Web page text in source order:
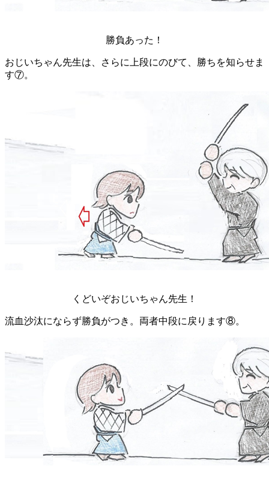
勝負あった！
おじいちゃん先生は、さらに上段にのびて、勝ちを知らせま
す⑦。
くどいぞおじいちゃん先生！
流血沙汰にならず勝負がつき。両者中段に戻ります⑧。